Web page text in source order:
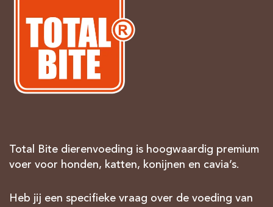
Total Bite dierenvoeding is hoogwaardig premium
voer voor honden, katten, konijnen en cavia’s.
Heb jij een specifieke vraag over de voeding van